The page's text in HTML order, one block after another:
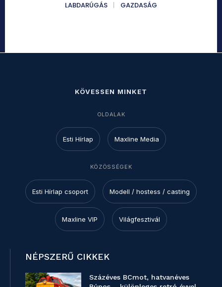
LABDARÚGÁS
GAZDASÁG
KÖVESSEN MINKET
OLDALAK
Esti Hírlap Maxline Media
KÖZÖSSÉGEK
Esti Hírlap csoport Modell / hostess / casting
Maxline VIP Világfesztivál
NÉPSZERŰ CIKKEK
Százéves BCmot, hatvanéves